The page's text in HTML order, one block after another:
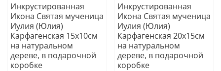
Инкрустированная
Икона Святая мученица
Иулия (Юлия)
Карфагенская 15х10см
на натуральном
дереве, в подарочной
коробке
Инкрустированная
Икона Святая мученица
Иулия (Юлия)
Карфагенская 20х15см
на натуральном
дереве, в подарочной
коробке